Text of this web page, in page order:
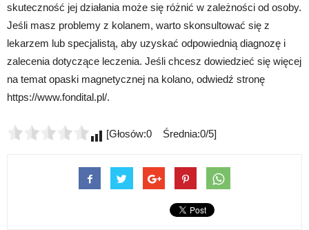
skuteczność jej działania może się różnić w zależności od osoby.
Jeśli masz problemy z kolanem, warto skonsultować się z
lekarzem lub specjalistą, aby uzyskać odpowiednią diagnozę i
zalecenia dotyczące leczenia. Jeśli chcesz dowiedzieć się więcej
na temat opaski magnetycznej na kolano, odwiedź stronę
https://www.fondital.pl/.
[Głosów:0 Średnia:0/5]